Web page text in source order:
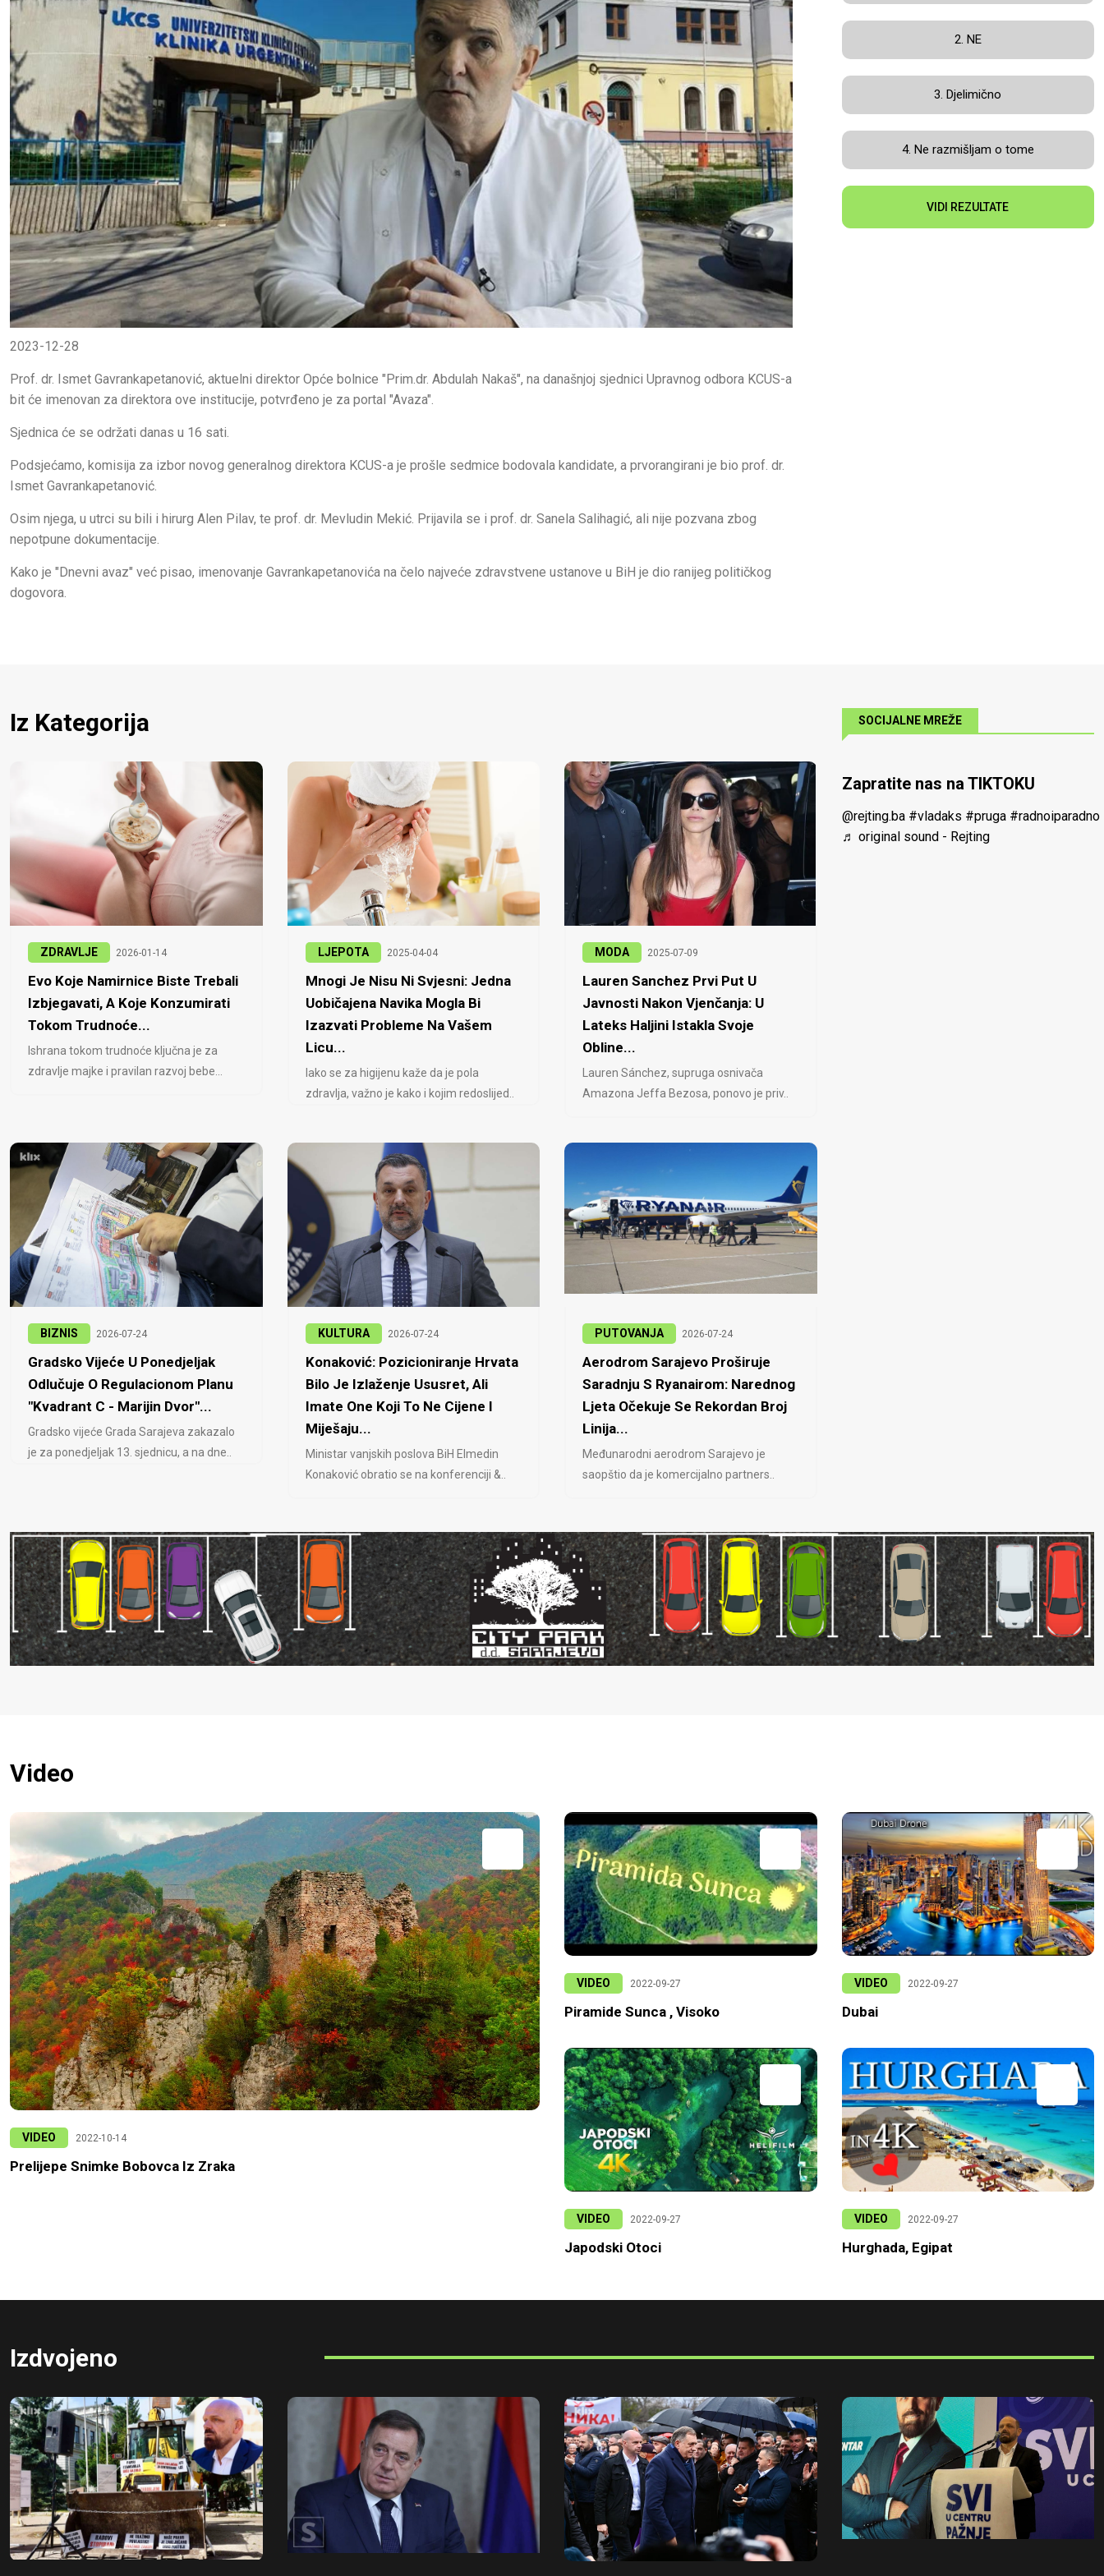
2023-12-28
Prof. dr. Ismet Gavrankapetanović, aktuelni direktor Opće bolnice "Prim.dr. Abdulah Nakaš", na današnjoj sjednici Upravnog odbora KCUS-a
bit će imenovan za direktora ove institucije, potvrđeno je za portal "Avaza".
Sjednica će se održati danas u 16 sati.
Podsjećamo, komisija za izbor novog generalnog direktora KCUS-a je prošle sedmice bodovala kandidate, a prvorangirani je bio prof. dr.
Ismet Gavrankapetanović.
Osim njega, u utrci su bili i hirurg Alen Pilav, te prof. dr. Mevludin Mekić. Prijavila se i prof. dr. Sanela Salihagić, ali nije pozvana zbog
nepotpune dokumentacije.
Kako je "Dnevni avaz" već pisao, imenovanje Gavrankapetanovića na čelo najveće zdravstvene ustanove u BiH je dio ranijeg političkog
dogovora.
2. NE
3. Djelimično
4. Ne razmišljam o tome
VIDI REZULTATE
Iz Kategorija
ZDRAVLJE 2026-01-14
Evo Koje Namirnice Biste Trebali
Izbjegavati, A Koje Konzumirati
Tokom Trudnoće...
Ishrana tokom trudnoće ključna je za
zdravlje majke i pravilan razvoj bebe...
LJEPOTA 2025-04-04
Mnogi Je Nisu Ni Svjesni: Jedna
Uobičajena Navika Mogla Bi
Izazvati Probleme Na Vašem
Licu...
Iako se za higijenu kaže da je pola
zdravlja, važno je kako i kojim redoslijed..
MODA 2025-07-09
Lauren Sanchez Prvi Put U
Javnosti Nakon Vjenčanja: U
Lateks Haljini Istakla Svoje
Obline...
Lauren Sánchez, supruga osnivača
Amazona Jeffa Bezosa, ponovo je priv..
BIZNIS 2026-07-24
Gradsko Vijeće U Ponedjeljak
Odlučuje O Regulacionom Planu
"Kvadrant C - Marijin Dvor"...
Gradsko vijeće Grada Sarajeva zakazalo
je za ponedjeljak 13. sjednicu, a na dne..
KULTURA 2026-07-24
Konaković: Pozicioniranje Hrvata
Bilo Je Izlaženje Ususret, Ali
Imate One Koji To Ne Cijene I
Miješaju...
Ministar vanjskih poslova BiH Elmedin
Konaković obratio se na konferenciji &..
PUTOVANJA 2026-07-24
Aerodrom Sarajevo Proširuje
Saradnju S Ryanairom: Narednog
Ljeta Očekuje Se Rekordan Broj
Linija...
Međunarodni aerodrom Sarajevo je
saopštio da je komercijalno partners..
SOCIJALNE MREŽE
Zapratite nas na TIKTOKU
@rejting.ba #vladaks #pruga #radnoiparadno
♬ original sound - Rejting
Video
VIDEO 2022-10-14
Prelijepe Snimke Bobovca Iz Zraka
VIDEO 2022-09-27
Piramide Sunca , Visoko
VIDEO 2022-09-27
Japodski Otoci
VIDEO 2022-09-27
Dubai
VIDEO 2022-09-27
Hurghada, Egipat
Izdvojeno